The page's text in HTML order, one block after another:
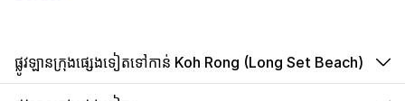
ផ្លូវឡានក្រុងផ្សេងទៀតទៅកាន់ Koh Rong (Long Set Beach)